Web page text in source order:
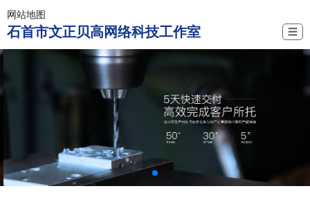
网站地图
石首市文正贝高网络科技工作室 ☰